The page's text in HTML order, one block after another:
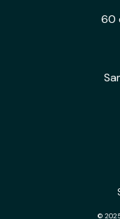
60
©